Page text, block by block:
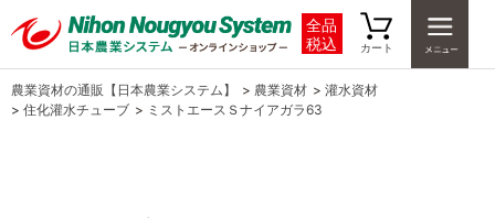
全品
税込
カート
農業資材の通販【日本農業システム】 > 農業資材 > 灌水資材
> 住化灌水チューブ > ミストエースＳナイアガラ63